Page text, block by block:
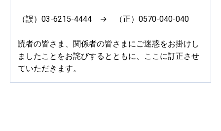
（誤）03-6215-4444 → （正）0570-040-040
読者の皆さま、関係者の皆さまにご迷惑をお掛けし
ましたことをお詫びするとともに、ここに訂正させ
ていただきます。